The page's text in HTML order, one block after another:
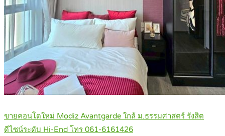
ขายคอนโดใหม่ Modiz Avantgarde ใกล้ ม.ธรรมศาสตร์ รังสิต
ดีไซน์ระดับ Hi-End โทร 061-6161426